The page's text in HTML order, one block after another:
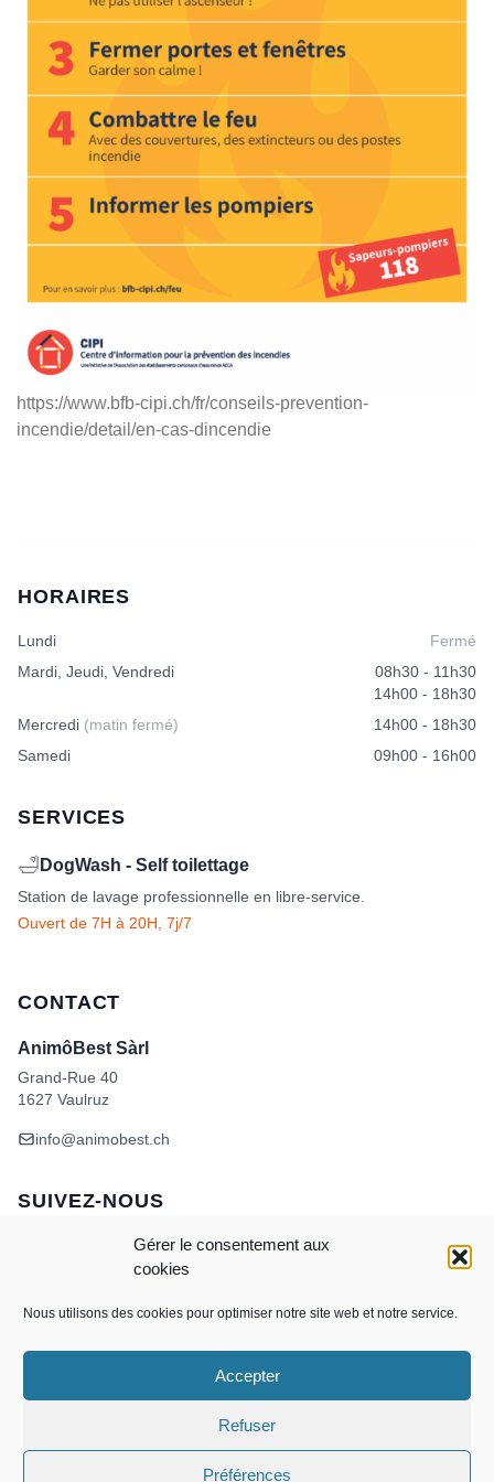
Gérer le consentement aux
cookies
Nous utilisons des cookies pour optimiser notre site web et notre service.
Accepter
Refuser
Préférences
https://www.bfb-cipi.ch/fr/conseils-prevention-
incendie/detail/en-cas-dincendie
HORAIRES
Lundi
Fermé
Mardi, Jeudi, Vendredi
08h30 - 11h30
14h00 - 18h30
Mercredi (matin fermé)
14h00 - 18h30
Samedi
09h00 - 16h00
SERVICES
🛁 DogWash - Self toilettage
Station de lavage professionnelle en libre-service.
Ouvert de 7H à 20H, 7j/7
CONTACT
AnimôBest Sàrl
Grand-Rue 40
1627 Vaulruz
info@animobest.ch
SUIVEZ-NOUS
MasterCardCredit
POLITIQUE DE COOKIES
Copyright 2026 ©AnimôBest Sàrl